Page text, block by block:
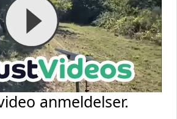
anmeldelser.